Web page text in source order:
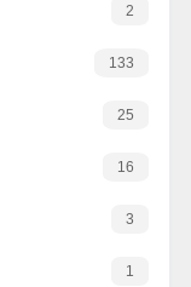
2
133
25
16
3
1